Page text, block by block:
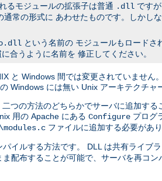
るモジュールの拡張子は普通 .dll です
通常の形式に あわせたものです。しかし
という名前の モジュールもロード
合うように名前を 修正してください。
と Windows 間では変更されていませ
Windows には無い Unix アーキテクチャ
つの方法のどちらかでサーバに追加す
用の Apache にある Configure プログ
ファイルに追加する必要があり
イルする方法です。 DLL は共有ライブ
配布することが可能で、サーバを再コ